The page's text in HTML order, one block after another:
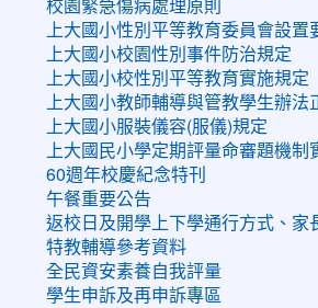
校園緊急傷病處理原則
上大國小性別平等教育委員會設置
上大國小校園性別事件防治規定
上大國小校性別平等教育實施規定
上大國小教師輔導與管教學生辦法
上大國小服裝儀容(服儀)規定
上大國民小學定期評量命審題機制
60週年校慶紀念特刊
午餐重要公告
返校日及開學上下學通行方式、家
特教輔導參考資料
全民資安素養自我評量
學生申訴及再申訴專區